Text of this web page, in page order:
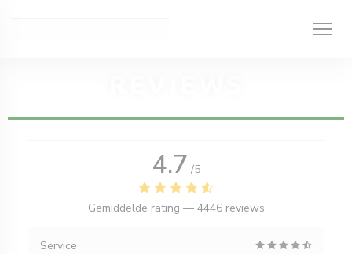
4.7 /5
Gemiddelde rating — 4446 reviews
Service